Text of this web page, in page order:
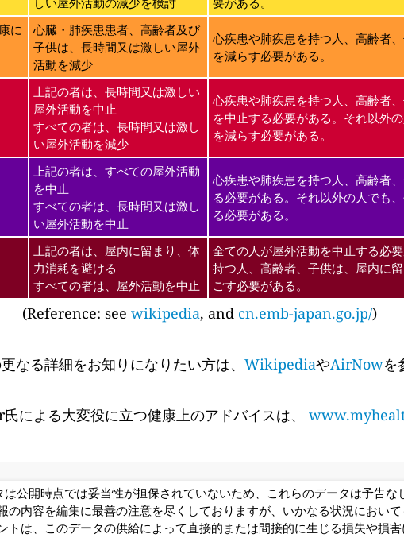
に
心臓・肺疾患患者、高齢者及び
子供は、長時間又は激しい屋外
活動を減少
心疾患や肺疾患を持つ人、高齢者
を減らす必要がある。
上記の者は、長時間又は激しい
屋外活動を中止
すべての者は、長時間又は激し
い屋外活動を減少
心疾患や肺疾患を持つ人、高齢者
を中止する必要がある。それ以外
を減らす必要がある。
上記の者は、すべての屋外活動
を中止
すべての者は、長時間又は激し
い屋外活動を中止
心疾患や肺疾患を持つ人、高齢者
る必要がある。それ以外の人でも
る必要がある。
上記の者は、屋内に留まり、体
力消耗を避ける
すべての者は、屋外活動を中止
全ての人が屋外活動を中止する必
持つ人、高齢者、子供は、屋内に
ごす必要がある。
(Reference: see wikipedia, and cn.emb-japan.go.jp/)
なる詳細をお知りになりたい方は、 WikipediaやAirNowを
による大変役に立つ健康上のアドバイスは、
公開時点では妥当性が担保されていないため、これらのデータは予告な
の内容を編集に最善の注意を尽くしておりますが、いかなる状況において
トは、このデータの供給によって直接的または間接的に生じる損失や損害